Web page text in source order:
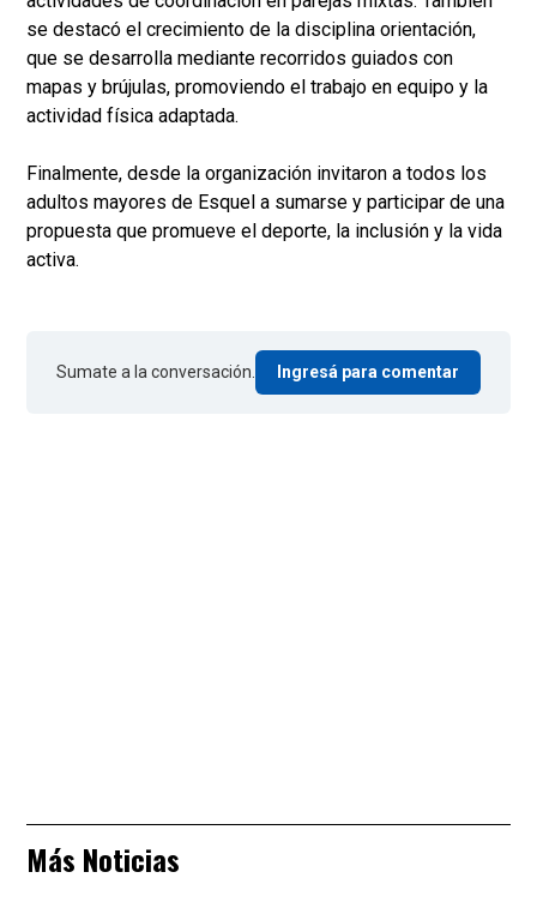
se destacó el crecimiento de la disciplina orientación,
que se desarrolla mediante recorridos guiados con
mapas y brújulas, promoviendo el trabajo en equipo y la
actividad física adaptada.
Finalmente, desde la organización invitaron a todos los
adultos mayores de Esquel a sumarse y participar de una
propuesta que promueve el deporte, la inclusión y la vida
activa.
Sumate a la conversación. Ingresá para comentar
Más Noticias